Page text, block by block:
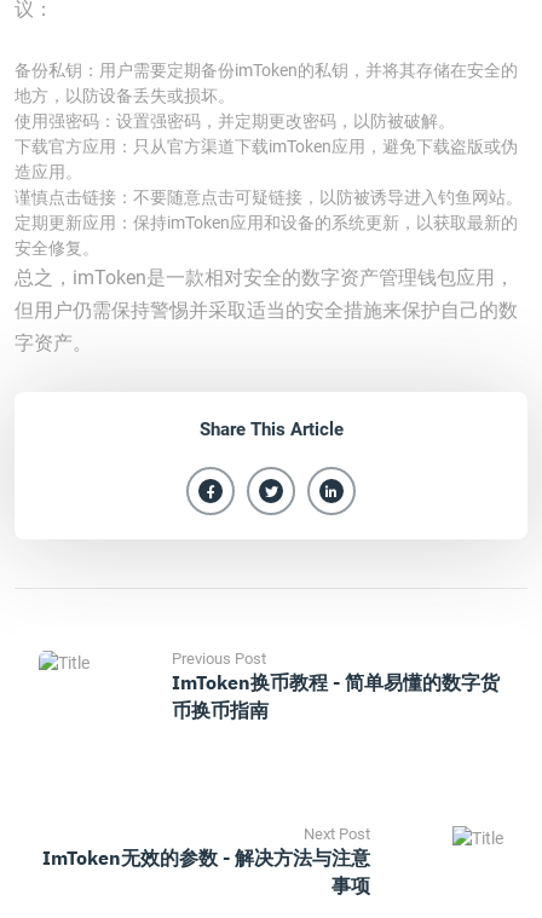
议：
备份私钥：用户需要定期备份imToken的私钥，并将其存储在安全的
地方，以防设备丢失或损坏。
使用强密码：设置强密码，并定期更改密码，以防被破解。
下载官方应用：只从官方渠道下载imToken应用，避免下载盗版或伪
造应用。
谨慎点击链接：不要随意点击可疑链接，以防被诱导进入钓鱼网站。
定期更新应用：保持imToken应用和设备的系统更新，以获取最新的
安全修复。
总之，imToken是一款相对安全的数字资产管理钱包应用，
但用户仍需保持警惕并采取适当的安全措施来保护自己的数
字资产。
Share This Article
Previous Post
ImToken换币教程 - 简单易懂的数字货
币换币指南
Next Post
ImToken无效的参数 - 解决方法与注意
事项